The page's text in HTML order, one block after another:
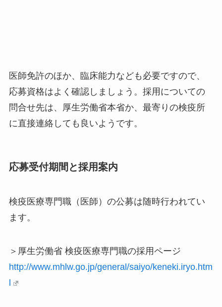
医師免許のほか、臨床能力なども必要ですので、
応募資格はよく確認しましょう。採用についての
問合せ先は、厚生労働省本省か、最寄りの検疫所
に直接連絡しても良いようです。
応募受付期間と採用案内
検疫医療専門職（医師）の公募は随時行われてい
ます。
＞厚生労働省 検疫医療専門職の採用ページ
http://www.mhlw.go.jp/general/saiyo/keneki.iryo.htm
l